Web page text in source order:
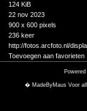
124 KiB
22 nov 2023
900 x 600 pixels
236 keer
http://fotos.arcfoto.nl/
Toevoegen aan favorieten
� MadeByMaus Voor